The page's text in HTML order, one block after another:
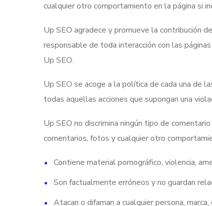
cualquier otro comportamiento en la página si
Up SEO agradece y promueve la contribución
responsable de toda interacción con las
Up SEO.
Up SEO se acoge a la política de cada una de
todas aquellas acciones que supongan una
Up SEO no discrimina ningún tipo de
comentarios, fotos y cualquier otro
Contiene material pornográfico, violencia,
Son factualmente erróneos y no guardan
Atacan o difaman a cualquier persona,